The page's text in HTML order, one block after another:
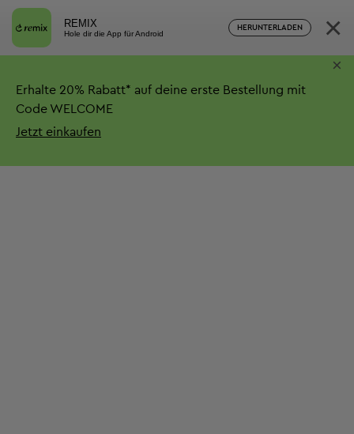
REMIX
Hole dir die App für Android
HERUNTERLADEN ×
Erhalte 20% Rabatt* auf deine erste Bestellung mit
Code WELCOME
Jetzt einkaufen
×